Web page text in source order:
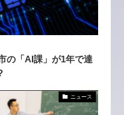
の「AI課」が1年で達
ニュース